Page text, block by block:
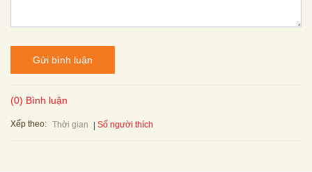
Gửi bình luận
(0) Bình luận
Xếp theo: Thời gian Số người thích